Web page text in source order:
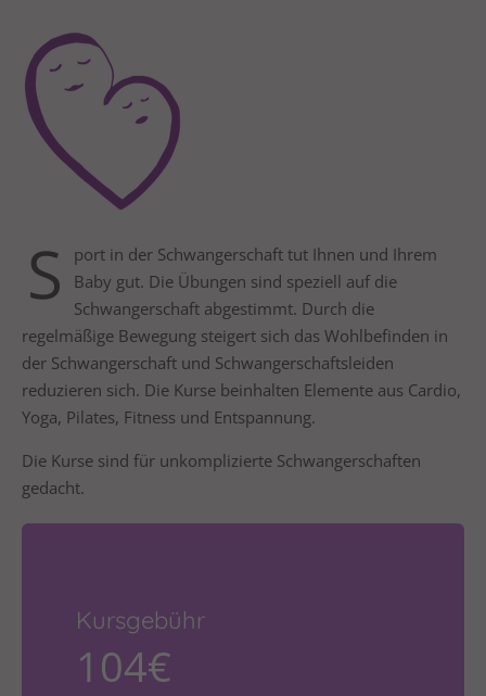
24h/ 365days
We offer support for our customers
Mon - Fri 8:00am - 5:00pm
Get in touch
Cybersteel Inc.
376-293 City Road, Suite 600
San Francisco, CA 94102
Have any questions?
Drop us a line
Lorem ipsum dolor sit amet, consectetuer
adipiscing elit.
Aenean commodo ligula eget dolor. Aenean massa.
S
port in der Schwangerschaft tut Ihnen und Ihrem
Baby gut. Die Übungen sind speziell auf die
Schwangerschaft abgestimmt. Durch die
regelmäßige Bewegung steigert sich das Wohlbefinden in
der Schwangerschaft und Schwangerschaftsleiden
reduzieren sich. Die Kurse beinhalten Elemente aus Cardio,
Yoga, Pilates, Fitness und Entspannung.
Die Kurse sind für unkomplizierte Schwangerschaften
gedacht.
Kursgebühr
104€